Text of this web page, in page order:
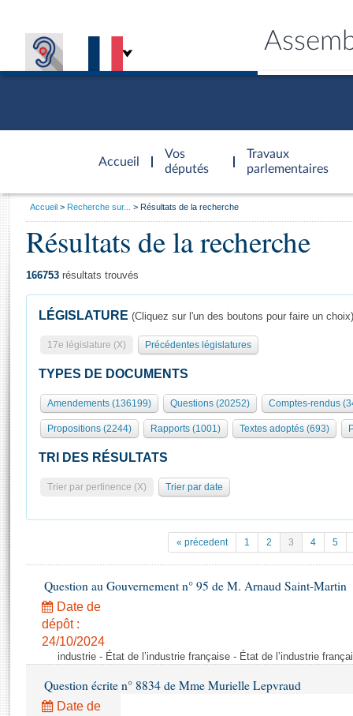
Accueil
d'accueil
Vos
députés
Travaux
parlementaires
Présidence
577 députés
Groupes politiques
Séance publique
Commissions et autres organes
Europe et International
Pétitions
Projets de loi
Propositions de loi
Amendements
Textes adoptés
Rapports d'information
Rapports d'enquête
Général
Rôle et pouvoirs de l'Assemblée
Organisation de l'Assemblée
Présidence Conférence des Présidents Bureau Collège des
Statistiques et chiffres clés
Documents de référence
( Constitution | Règlement de l'Assemblée ... )
Histoire
Juniors
Anciennes législatures
Liens vers les sites publics
Visiter l'Assemblée
Visite virtuelle du palais Bourbon
Assister à une séance
Contacts et plan d'accès
Photos libres de droit
Vous
Accueil Recherche sur... Résultats de la recherche
Résultats de la recherche
166753 résultats trouvés
LÉGISLATURE (Cliquez sur l'un des boutons pour faire un choix)
17e législature (X) Précédentes législatures
TYPES DE DOCUMENTS
Amendements (136199) Questions (20252) Comptes-rendus
Propositions (2244) Rapports (1001) Textes adoptés (693)
TRI DES RÉSULTATS
Trier par pertinence (X) Trier par date
« précedent 1 2 3 4 5
Question au Gouvernement n° 95 de M. Arnaud Saint-Martin
Date de
dépôt :
24/10/2024
industrie - État de l’industrie française - État de l’industrie
Question écrite n° 8834 de Mme Murielle Lepvraud
Date de